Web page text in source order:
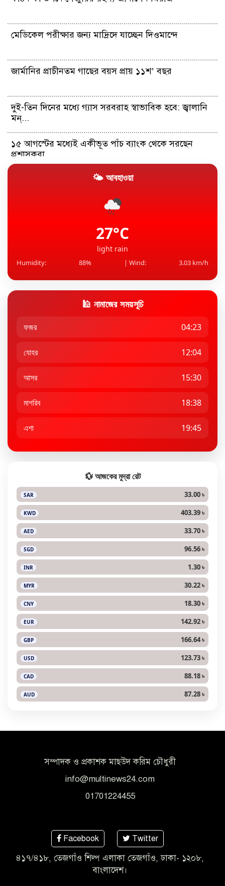
মেডিকেল পরীক্ষার জন্য মাদ্রিদে যাচ্ছেন দিওমান্দে
জার্মানির প্রাচীনতম গাছের বয়স প্রায় ১১শ’ বছর
দুই-তিন দিনের মধ্যে গ্যাস সরবরাহ স্বাভাবিক হবে: জ্বালানি
মন্...
১৫ আগস্টের মধ্যেই একীভূত পাঁচ ব্যাংক থেকে সরছেন
প্রশাসকরা
সহকর্মীকে ধর্ষণ: তেহেলকার সাবেক সম্পাদকের ১০ বছরের
৮ বছর পর রুপালি পর্দায় ফেরা, সেটে ভয়ে কাঁপছিলেন প্রীতি
🌤 আবহাওয়া
27°C
light rain
Humidity: 88% | Wind: 3.03 km/h
🕌 নামাজের সময়সূচি
ফজর 04:23
যোহর 12:04
আসর 15:30
মাগরিব 18:38
এশা 19:45
💱 আজকের মুদ্রা রেট
SAR 33.00 ৳
KWD 403.39 ৳
AED 33.70 ৳
SGD 96.56 ৳
INR 1.30 ৳
MYR 30.22 ৳
CNY 18.30 ৳
EUR 142.92 ৳
GBP 166.64 ৳
USD 123.73 ৳
CAD 88.18 ৳
AUD 87.28 ৳
সম্পাদক ও প্রকাশক মাছউদ করিম চৌধুরী
info@multinews24.com
01701224455
Facebook Twitter
৪১৭/৪১৮, তেজগাঁও শিল্প এলাকা তেজগাঁও, ঢাকা- ১২০৮,
বাংলাদেশ।